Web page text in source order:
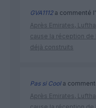
GVA1112a commenté
Après Emirates,
cause la réception
déjà construits
Pas si Coola
Après Emirates,